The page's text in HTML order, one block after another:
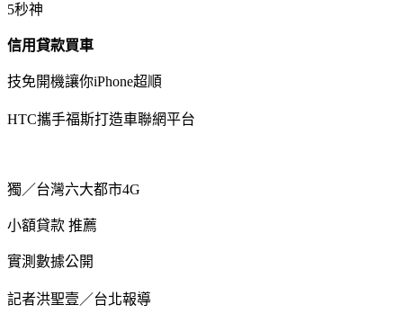
5秒神
信用貸款買車
技免開機讓你iPhone超順
HTC攜手福斯打造車聯網平台
獨／台灣六大都市4G
小額貸款 推薦
實測數據公開
記者洪聖壹／台北報導